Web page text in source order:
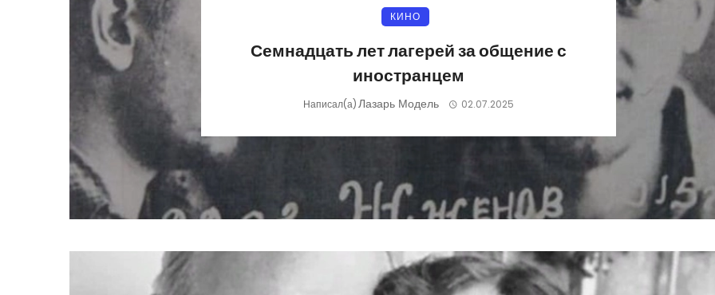
КИНО
Семнадцать лет лагерей за общение с
иностранцем
Написал(а)Лазарь Модель 02.07.2025